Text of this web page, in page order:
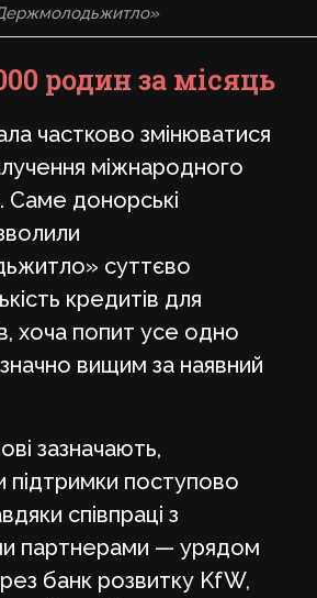
родин за місяць
частково змінюватися
міжнародного
Саме донорські
суттєво
кредитів для
хоча попит усе одно
вищим за наявний
зазначають,
поступово
співпраці з
партнерами — урядом
банк розвитку KfW,